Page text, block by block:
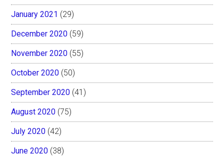
January 2021 (29)
December 2020 (59)
November 2020 (55)
October 2020 (50)
September 2020 (41)
August 2020 (75)
July 2020 (42)
June 2020 (38)